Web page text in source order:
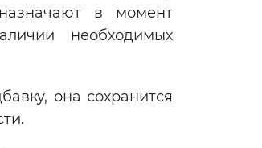
в момент
необходимых
она сохранится